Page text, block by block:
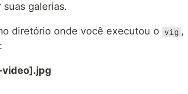
galerias.
diretório onde você executou o vig ,